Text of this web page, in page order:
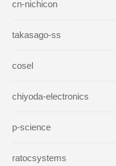
cn-nichicon
takasago-ss
cosel
chiyoda-electronics
p-science
ratocsystems